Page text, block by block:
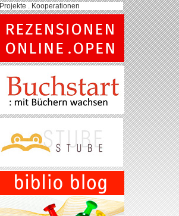
Projekte . Kooperationen